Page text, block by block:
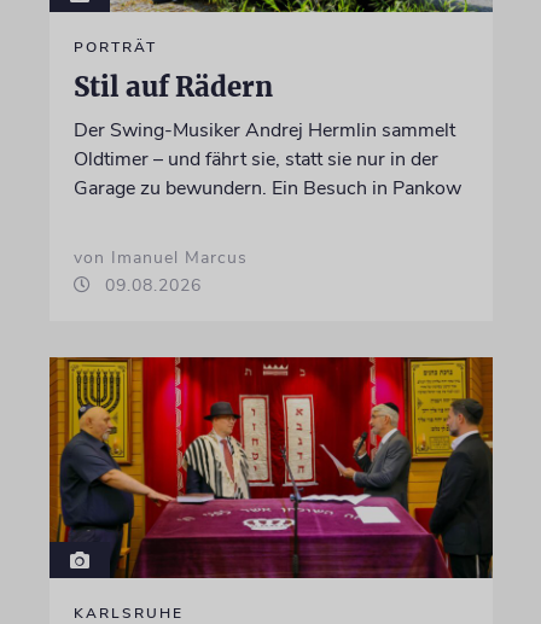
PORTRÄT
Stil auf Rädern
Der Swing-Musiker Andrej Hermlin sammelt
Oldtimer – und fährt sie, statt sie nur in der
Garage zu bewundern. Ein Besuch in Pankow
von Imanuel Marcus
09.08.2026
KARLSRUHE